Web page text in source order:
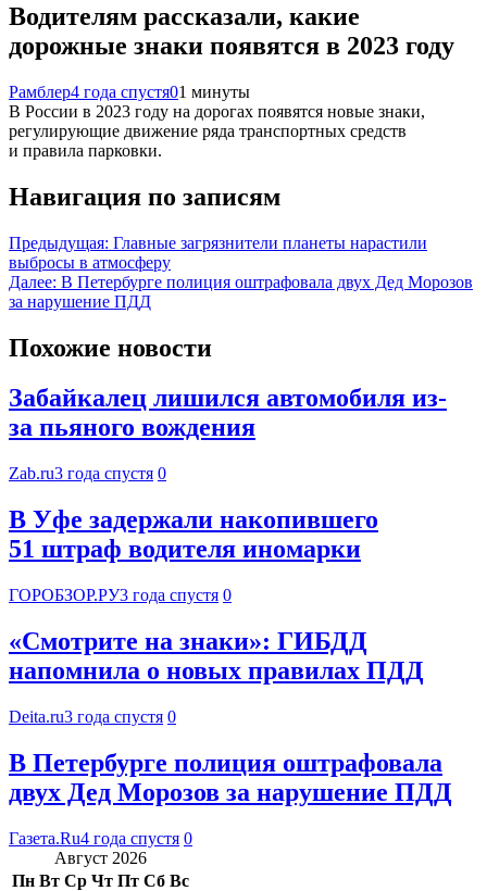
Водителям рассказали, какие
дорожные знаки появятся в 2023 году
Рамблер4 года спустя01 минуты
В России в 2023 году на дорогах появятся новые знаки,
регулирующие движение ряда транспортных средств
и правила парковки.
Навигация по записям
Предыдущая: Главные загрязнители планеты нарастили
выбросы в атмосферу
Далее: В Петербурге полиция оштрафовала двух Дед Морозов
за нарушение ПДД
Похожие новости
Забайкалец лишился автомобиля из-
за пьяного вождения
Zab.ru3 года спустя 0
В Уфе задержали накопившего
51 штраф водителя иномарки
ГОРОБЗОР.РУ3 года спустя 0
«Смотрите на знаки»: ГИБДД
напомнила о новых правилах ПДД
Deita.ru3 года спустя 0
В Петербурге полиция оштрафовала
двух Дед Морозов за нарушение ПДД
Газета.Ru4 года спустя 0
Август 2026
Пн Вт Ср Чт Пт Сб Вс